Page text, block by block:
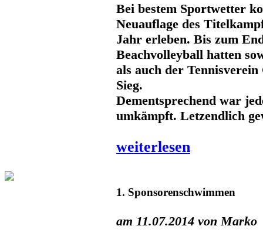
Bei bestem Sportwetter
Neuauflage des
Jahr erleben. Bis zum
Beachvolleyball hatten
als auch der Tennisverein
Sieg.
Dementsprechend war
umkämpft. Letzendlich
weiterlesen
1. Sponsorenschwimmen
am 11.07.2014 von Marko